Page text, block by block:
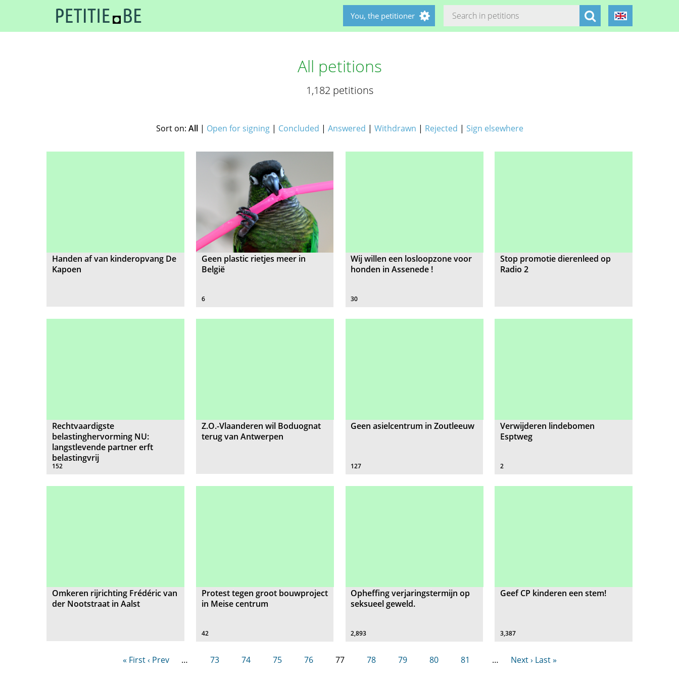
You, the petitioner
All petitions
1,182 petitions
Sort on: All| Open for signing| Concluded | Answered | Withdrawn | Rejected | Sign elsewhere
Handen af van kinderopvang De
Kapoen
Geen plastic rietjes meer in
België
6
Wij willen een losloopzone voor
honden in Assenede !
30
Stop promotie dierenleed op
Radio 2
Rechtvaardigste
belastinghervorming NU:
langstlevende partner erft
belastingvrij
152
Z.O.-Vlaanderen wil Boduognat
terug van Antwerpen
Geen asielcentrum in Zoutleeuw
127
Verwijderen lindebomen
Esptweg
2
Omkeren rijrichting Frédéric van
der Nootstraat in Aalst
Protest tegen groot bouwproject
in Meise centrum
42
Opheffing verjaringstermijn op
seksueel geweld.
2,893
Geef CP kinderen een stem!
3,387
« First ‹ Prev … 73 74 75 76 77 78 79 80 81 … Next › Last »